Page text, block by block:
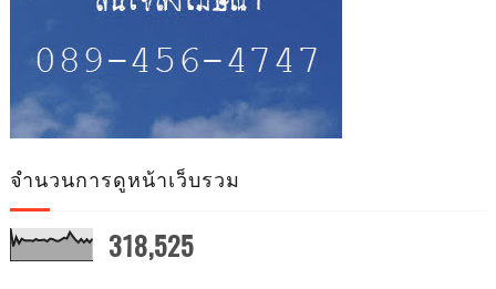
จำนวนการดูหน้าเว็บรวม
318,525